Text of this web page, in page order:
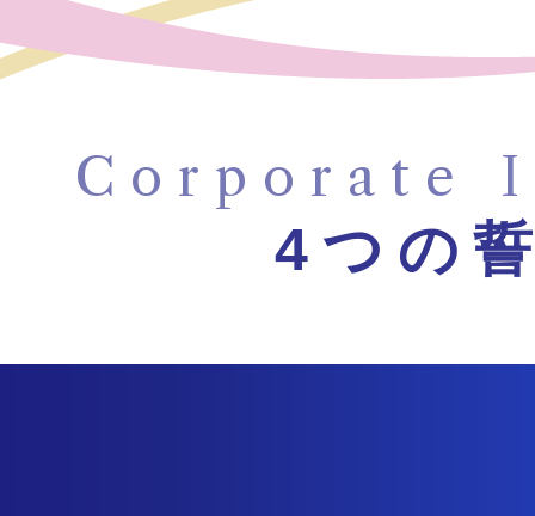
Corporate
4つの